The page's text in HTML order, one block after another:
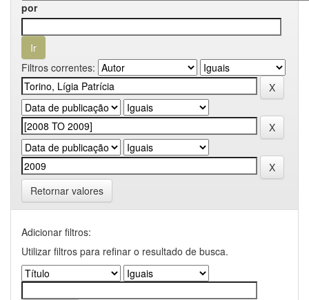
por
Filtros correntes:
Retornar valores
Adicionar filtros:
Utilizar filtros para refinar o resultado de busca.